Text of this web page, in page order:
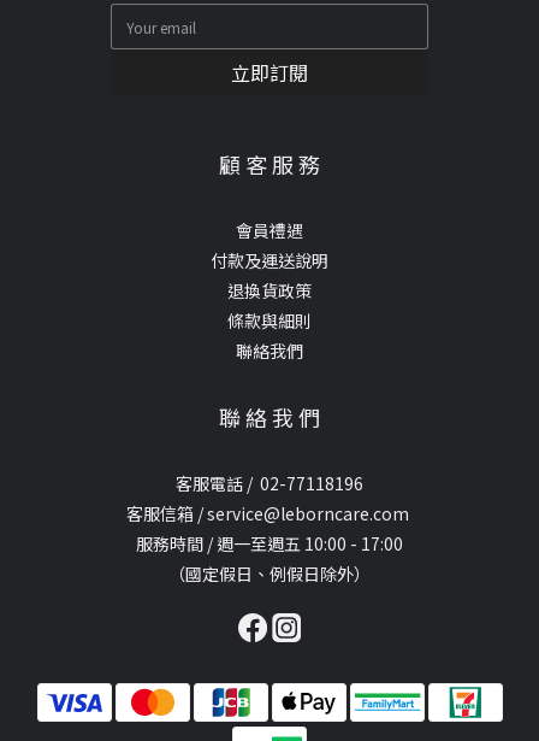
立即訂閱
顧 客 服 務
會員禮遇
付款及運送說明
退換貨政策
條款與細則
聯絡我們
聯 絡 我 們
客服電話 / 02-77118196
客服信箱 / service@leborncare.com
服務時間 / 週一至週五 10:00 - 17:00
（國定假日、例假日除外）